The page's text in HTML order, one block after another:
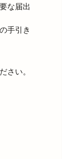
な届出
手引き
さい。